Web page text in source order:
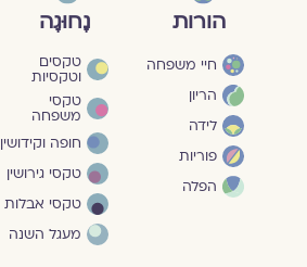
הורות
חיי משפחה
הריון
לידה
פוריות
הפלה
נָחוּגָה
טקסים
וטקסיות
טקסי
משפחה
חופה וקידושין
טקסי גירושין
טקסי אבלות
מעגל השנה